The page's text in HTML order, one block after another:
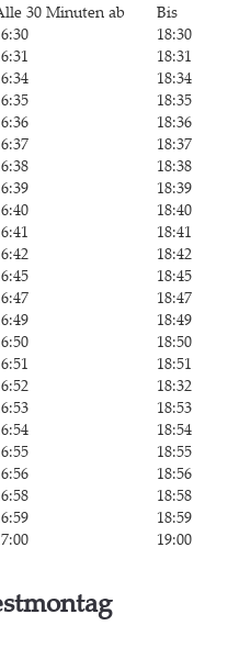
30 Minu­ten ab
Bis
18:30
18:31
18:34
18:35
18:36
18:37
18:38
18:39
18:40
18:41
18:42
18:45
18:47
18:49
18:50
18:51
18:32
18:53
18:54
18:55
18:56
18:58
18:59
19:00